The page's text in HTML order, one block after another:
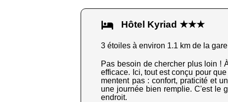
Hôtel Kyriad ★★★
3 étoiles à environ 1.1 km de la gare
Pas besoin de chercher plus loin !
efficace. Ici, tout est conçu pour
mentent pas : confort, praticité et
une journée bien remplie. C'est le
endroit.